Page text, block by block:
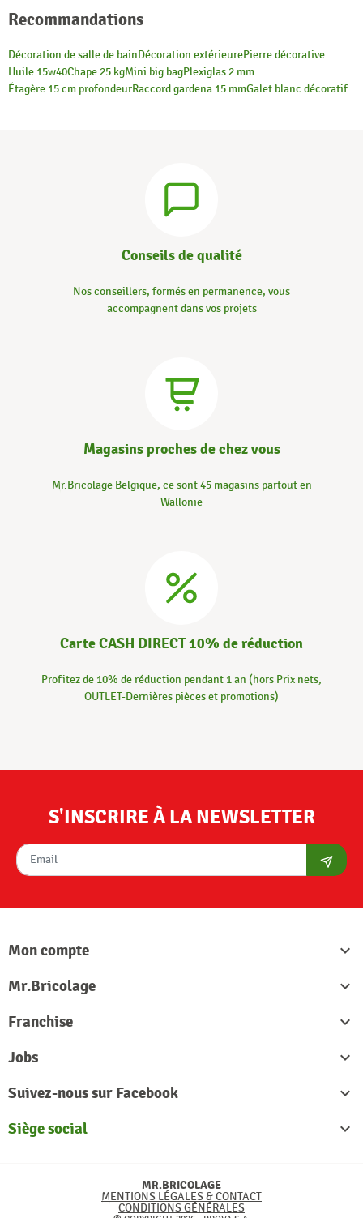
Recommandations
Décoration de salle de bainDécoration extérieurePierre décorative
Huile 15w40Chape 25 kgMini big bagPlexiglas 2 mm
Étagère 15 cm profondeurRaccord gardena 15 mmGalet blanc décoratif
Conseils de qualité
Nos conseillers, formés en permanence, vous
accompagnent dans vos projets
Magasins proches de chez vous
Mr.Bricolage Belgique, ce sont 45 magasins partout en
Wallonie
Carte CASH DIRECT 10% de réduction
Profitez de 10% de réduction pendant 1 an (hors Prix nets,
OUTLET-Dernières pièces et promotions)
S'INSCRIRE À LA NEWSLETTER
Mon compte

Mr.Bricolage

Franchise

Jobs

Suivez-nous sur Facebook

Siège social

MR.BRICOLAGE
MENTIONS LÉGALES & CONTACT
CONDITIONS GÉNÉRALES